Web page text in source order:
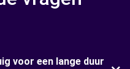
voor een lange duur